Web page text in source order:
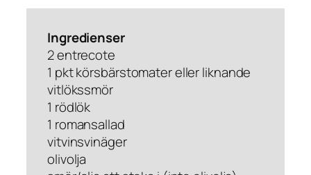
Ingredienser
2 entrecote
1 pkt körsbärstomater eller liknande
vitlökssmör
1 rödlök
1 romansallad
vitvinsvinäger
olivolja